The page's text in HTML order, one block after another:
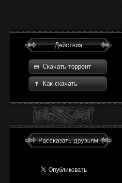
Действия
Скачать торрент
Как скачать
Рассказать друзьям